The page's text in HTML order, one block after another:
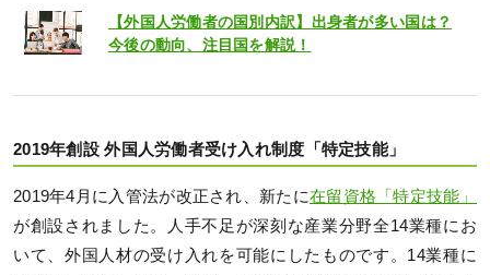
【外国人労働者の国別内訳】出身者が多い国は？
今後の動向、注目国を解説！
2019年創設 外国人労働者受け入れ制度「特定技能」
2019年4月に入管法が改正され、新たに在留資格「特定技能」
が創設されました。人手不足が深刻な産業分野全14業種にお
いて、外国人材の受け入れを可能にしたものです。14業種に